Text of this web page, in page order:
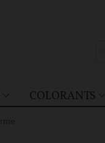
COLORANTS